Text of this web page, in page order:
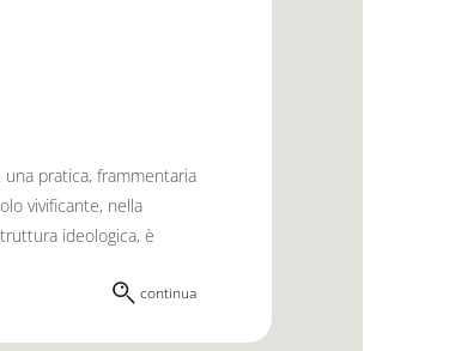
pratica, frammentaria
vivificante, nella
ideologica, è
continua